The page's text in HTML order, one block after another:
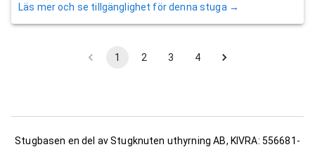
Läs mer och se tillgänglighet för denna stuga →
1 2 3 4
Stugbasen en del av Stugknuten uthyrning AB, KIVRA: 556681-